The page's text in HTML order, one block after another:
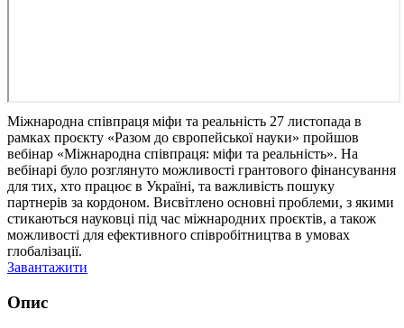
Міжнародна співпраця міфи та реальність 27 листопада в
рамках проєкту «Разом до європейської науки» пройшов
вебінар «Міжнародна співпраця: міфи та реальність». На
вебінарі було розглянуто можливості грантового фінансування
для тих, хто працює в Україні, та важливість пошуку
партнерів за кордоном. Висвітлено основні проблеми, з якими
стикаються науковці під час міжнародних проєктів, а також
можливості для ефективного співробітництва в умовах
глобалізації.
Завантажити
Опис